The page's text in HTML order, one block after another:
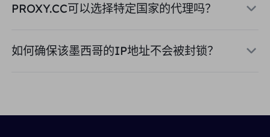
PROXY.CC可以选择特定国家的代理吗？
如何确保该墨西哥的IP地址不会被封锁？